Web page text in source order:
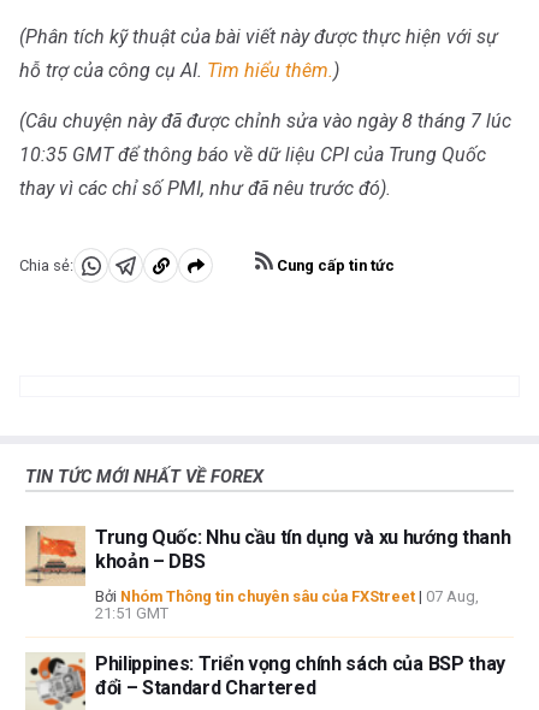
(Phân tích kỹ thuật của bài viết này được thực hiện với sự
hỗ trợ của công cụ AI. Tìm hiểu thêm.)
(Câu chuyện này đã được chỉnh sửa vào ngày 8 tháng 7 lúc
10:35 GMT để thông báo về dữ liệu CPI của Trung Quốc
thay vì các chỉ số PMI, như đã nêu trước đó).
Chia sẻ:
Chia Chia Sao
Cung cấp tin tức
TIN TỨC MỚI NHẤT VỀ FOREX
Trung Quốc: Nhu cầu tín dụng và xu hướng thanh
khoản – DBS
Bởi Nhóm Thông tin chuyên sâu của FXStreet | 07 Aug,
21:51 GMT
Philippines: Triển vọng chính sách của BSP thay
đổi – Standard Chartered